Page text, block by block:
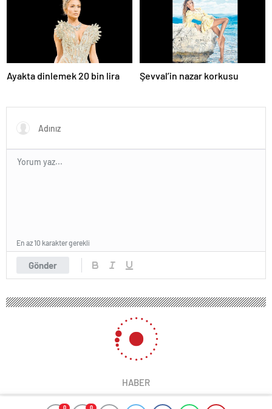
0 0
Ayakta dinlemek 20 bin lira Şevval’in nazar korkusu
Gönder
En az 10 karakter gerekli
HABER